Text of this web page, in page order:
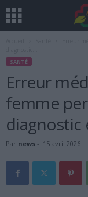
SANTÉ
Erreur
femme
diagnostic
Par news - 15 avril 2026